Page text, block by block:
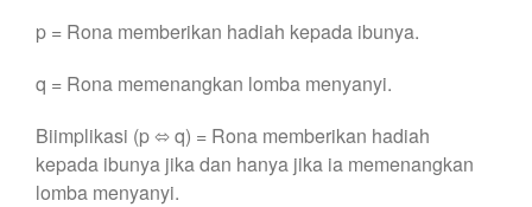
p = Rona memberikan hadiah kepada ibunya.
q = Rona memenangkan lomba menyanyi.
Biimplikasi (p ⬄ q) = Rona memberikan hadiah
kepada ibunya jika dan hanya jika ia memenangkan
lomba menyanyi.